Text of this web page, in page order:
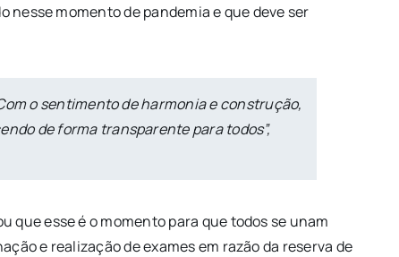
nesse momento de pandemia e que deve ser
o sentimento de harmonia e construção,
de forma transparente para todos”,
que esse é o momento para que todos se unam
e realização de exames em razão da reserva de